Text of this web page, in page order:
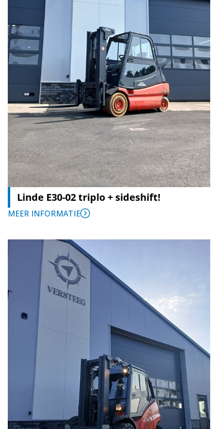
Linde E30-02 triplo + sideshift!
MEER INFORMATIE